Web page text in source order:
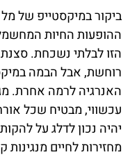
ביקור במיקסטייפ של
ההופעות החיות
הזו לבלתי נשכחת. סצנת
רוחשת, אבל הבמה
האנרגיה לרמה אחרת.
עכשווי, מבטיח שכל
יהיה נכון לדלג על
מחזירות לחיים